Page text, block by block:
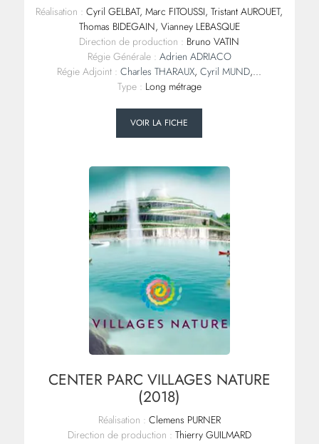
Réalisation : Cyril GELBAT, Marc FITOUSSI, Tristant AUROUET,
Thomas BIDEGAIN, Vianney LEBASQUE
Direction de production : Bruno VATIN
Régie Générale : Adrien ADRIACO
Régie Adjoint : Charles THARAUX,Cyril MUND,...
Type : Long métrage
VOIR LA FICHE
CENTER PARC VILLAGES NATURE
(2018)
Réalisation : Clemens PURNER
Direction de production : Thierry GUILMARD